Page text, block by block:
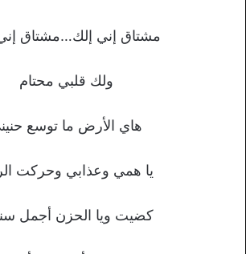
مشتاق إني إلك…مشتاق
ولك قلبي محتام
هاي الأرض ما توسع
يا همي وعذابي وحركت
كضيت ويا الحزن أجمل